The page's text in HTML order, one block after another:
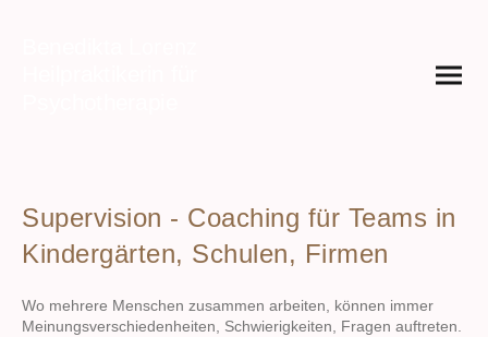
Supervision - Coaching für Teams in
Kindergärten, Schulen, Firmen
Wo mehrere Menschen zusammen arbeiten, können immer
Meinungsverschiedenheiten, Schwierigkeiten, Fragen auftreten.